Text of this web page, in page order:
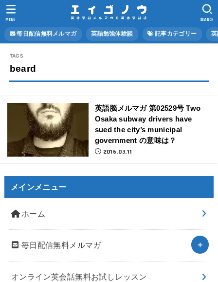
毎日配信無料メルマガ 英語勉強体験談 記事カテゴリー
SEARCH
MENU
beard
英語脳メルマガ 第02529号 Two
Osaka subway drivers have
sued the city’s municipal
government の意味は？
2016.03.11
メインメニュー
ホーム
毎日配信無料メルマガ
オンライン英会話無料お試しレッスン